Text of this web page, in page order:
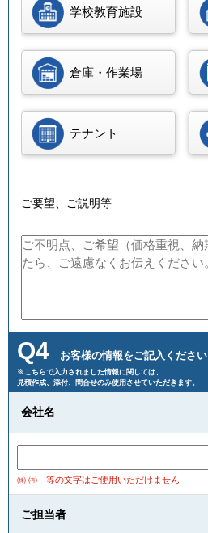
学校教育施設
倉庫・作業場
テナント
ご要望、ご説明等
Q4 お客様の情報をご記入ください
※こちらで入力されました情報に関しては、
見積作成、添付、問合せのみ使用させていただきます。
会社名
㈱ ㈲ 等の文字はご使用いただけません
ご担当者